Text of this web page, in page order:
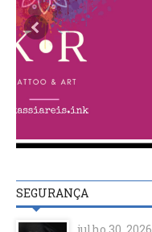
SEGURANÇA